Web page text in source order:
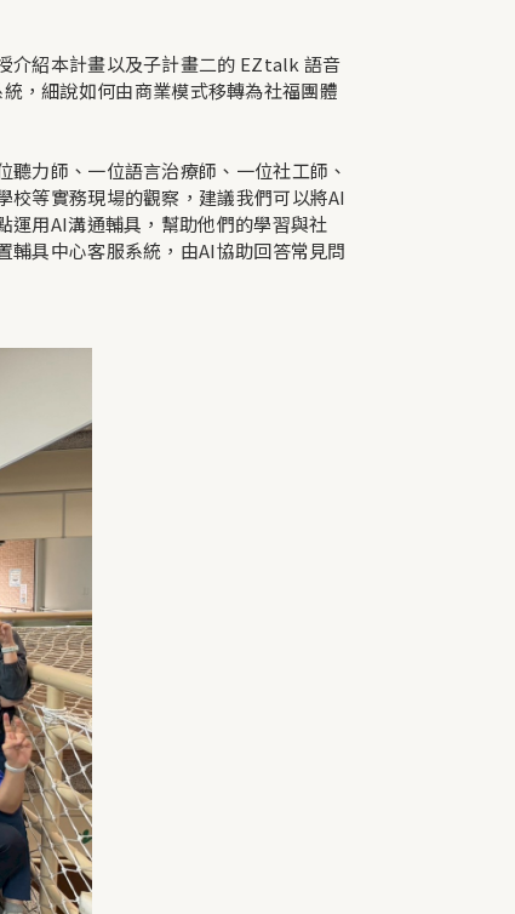
介紹本計畫以及子計畫二的 EZtalk 語音
，細說如何由商業模式移轉為社福團體
力師、一位語言治療師、一位社工師、
等實務現場的觀察，建議我們可以將AI
運用AI溝通輔具，幫助他們的學習與社
具中心客服系統，由AI協助回答常見問